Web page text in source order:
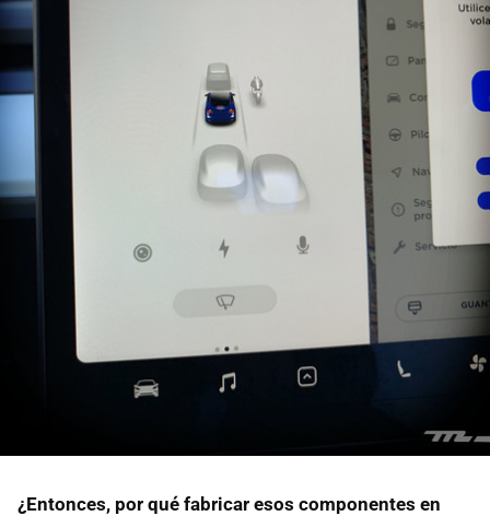
¿Entonces, por qué fabricar esos componentes en